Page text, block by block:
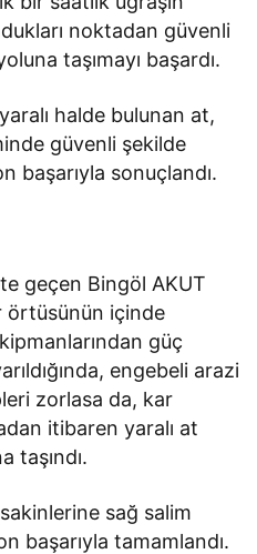
noktadan güvenli
taşımayı başardı.
halde bulunan at,
güvenli şekilde
başarıyla sonuçlandı.
geçen Bingöl AKUT
örtüsünün içinde
güç
engebeli arazi
zorlasa da, kar
itibaren yaralı at
taşındı.
sağ salim
başarıyla tamamlandı.